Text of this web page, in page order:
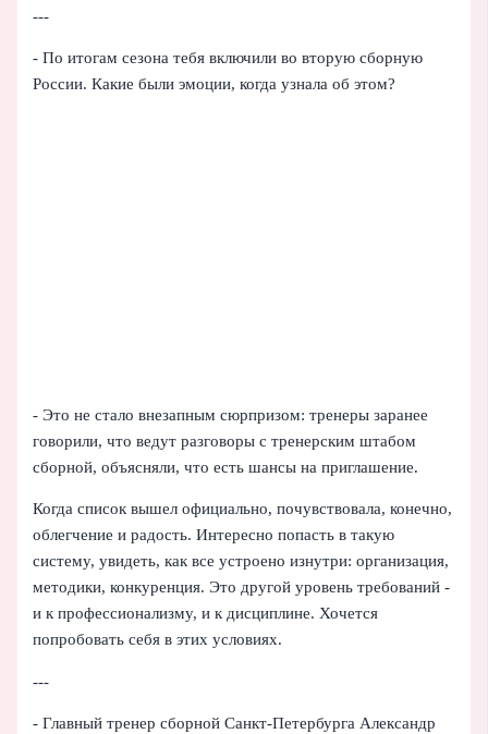
---
- По итогам сезона тебя включили во вторую сборную
России. Какие были эмоции, когда узнала об этом?
- Это не стало внезапным сюрпризом: тренеры заранее
говорили, что ведут разговоры с тренерским штабом
сборной, объясняли, что есть шансы на приглашение.
Когда список вышел официально, почувствовала, конечно,
облегчение и радость. Интересно попасть в такую
систему, увидеть, как все устроено изнутри: организация,
методики, конкуренция. Это другой уровень требований -
и к профессионализму, и к дисциплине. Хочется
попробовать себя в этих условиях.
---
- Главный тренер сборной Санкт‑Петербурга Александр